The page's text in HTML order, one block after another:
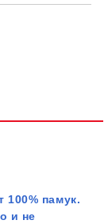
100% памук.
и не